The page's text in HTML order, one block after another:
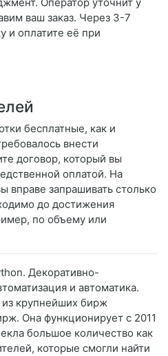
ваш заказ. Через 3-7
и оплатите её при
бесплатные, как и
внести
договор, который вы
оплатой. На
вправе запрашивать столько
до достижения
по объему или
Декоративно-
и автоматика.
из крупнейших бирж
Она функционирует с 2011
большое количество как
которые смогли найти